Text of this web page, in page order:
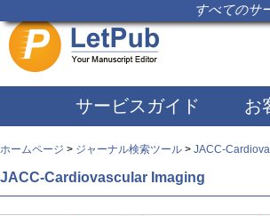
すべてのサ
サービスガイド お
ホームページ > ジャーナル検索ツール > JACC-
JACC-Cardiovascular Imaging